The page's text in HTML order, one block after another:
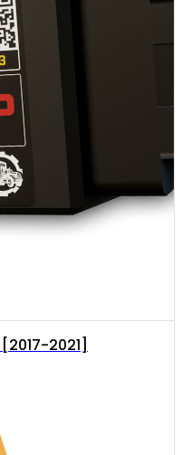
[2017-2021]